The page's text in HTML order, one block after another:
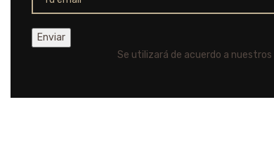
Se utilizará de acuerdo a nuestros